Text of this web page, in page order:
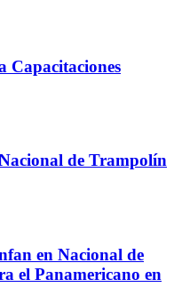
Capacitaciones
de Trampolín
en Nacional de
el Panamericano en